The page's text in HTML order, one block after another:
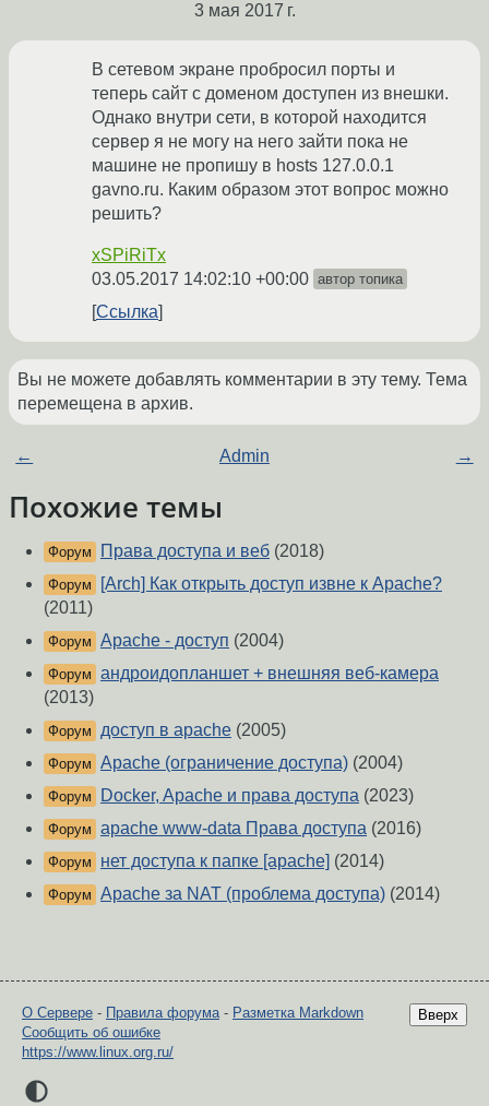
3 мая 2017 г.
В сетевом экране пробросил порты и
теперь сайт с доменом доступен из внешки.
Однако внутри сети, в которой находится
сервер я не могу на него зайти пока не
машине не пропишу в hosts 127.0.0.1
gavno.ru. Каким образом этот вопрос можно
решить?
xSPiRiTx
03.05.2017 14:02:10 +00:00 автор топика
Ссылка
Вы не можете добавлять комментарии в эту тему. Тема
перемещена в архив.
← Admin →
Похожие темы
Форум Права доступа и веб (2018)
Форум
[Arch] Как открыть доступ извне к Apache?
(2011)
Форум Apache - доступ (2004)
Форум андроидопланшет + внешняя веб-камера
(2013)
Форум доступ в apache (2005)
Форум Apache (ограничение доступа) (2004)
Форум Docker, Apache и права доступа (2023)
Форум apache www-data Права доступа (2016)
Форум нет доступа к папке [apache] (2014)
Форум Apache за NAT (проблема доступа) (2014)
Вверх
О Сервере - Правила форума- Разметка Markdown
Сообщить об ошибке
https://www.linux.org.ru/